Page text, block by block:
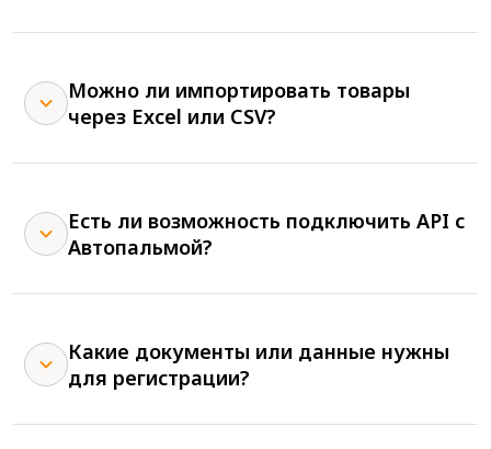
Можно ли импортировать товары
через Excel или CSV?
Есть ли возможность подключить API с
Автопальмой?
Какие документы или данные нужны
для регистрации?